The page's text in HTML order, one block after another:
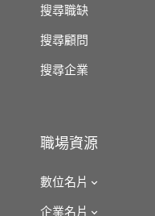
搜尋職缺
搜尋顧問
搜尋企業
職場資源
數位名片
企業名片